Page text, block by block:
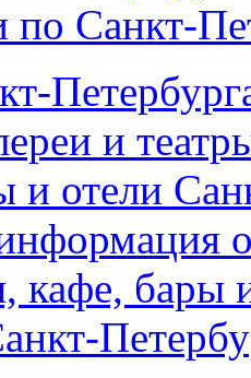
по Санкт-
и
и отели
кафе, бары